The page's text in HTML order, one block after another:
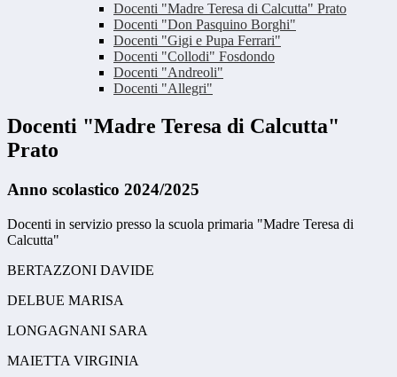
Docenti "Madre Teresa di Calcutta" Prato
Docenti "Don Pasquino Borghi"
Docenti "Gigi e Pupa Ferrari"
Docenti "Collodi" Fosdondo
Docenti "Andreoli"
Docenti "Allegri"
Docenti "Madre Teresa di Calcutta"
Prato
Anno scolastico 2024/2025
Docenti in servizio presso la scuola primaria "Madre Teresa di
Calcutta"
BERTAZZONI DAVIDE
DELBUE MARISA
LONGAGNANI SARA
MAIETTA VIRGINIA